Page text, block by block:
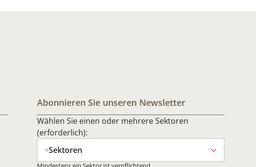
Abonnieren Sie unseren Newsletter
Wählen Sie einen oder mehrere Sektoren
(erforderlich):
Sektoren